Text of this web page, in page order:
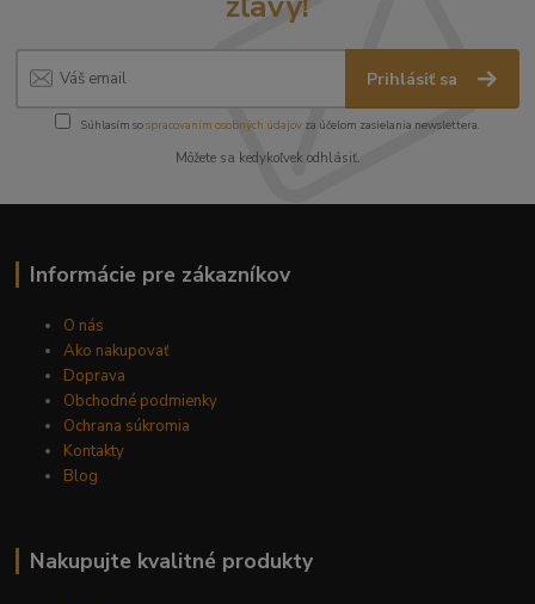
Prihlásiť sa
Súhlasím sospracovaním osobných údajov za účelom zasielania newslettera.
Môžete sa kedykoľvek odhlásiť.
Informácie pre zákazníkov
O nás
Ako nakupovať
Doprava
Obchodné podmienky
Ochrana súkromia
Kontakty
Blog
Nakupujte kvalitné produkty